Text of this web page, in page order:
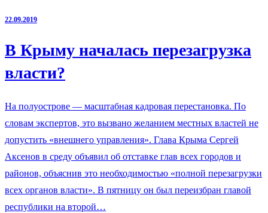
22.09.2019
В Крыму началась перезагрузка
власти?
На полуострове — масштабная кадровая перестановка. По
словам экспертов, это вызвано желанием местных властей не
допустить «внешнего управления». Глава Крыма Сергей
Аксенов в среду объявил об отставке глав всех городов и
районов, объяснив это необходимостью «полной перезагрузки
всех органов власти». В пятницу он был переизбран главой
республики на второй…